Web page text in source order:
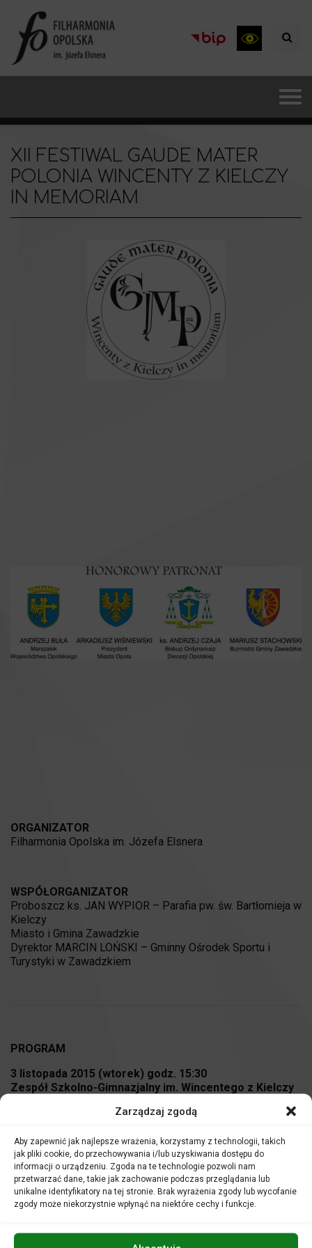
Zarządzaj zgodą
Aby zapewnić jak najlepsze wrażenia, korzystamy z technologii, takich
jak pliki cookie, do przechowywania i/lub uzyskiwania dostępu do
informacji o urządzeniu. Zgoda na te technologie pozwoli nam
przetwarzać dane, takie jak zachowanie podczas przeglądania lub
unikalne identyfikatory na tej stronie. Brak wyrażenia zgody lub wycofanie
zgody może niekorzystnie wpłynąć na niektóre cechy i funkcje.
XII FESTIWAL GAUDE MATER
POLONIA WINCENTY Z KIELCZY
IN MEMORIAM
ORGANIZATOR
Filharmonia Opolska im. Józefa Elsnera
WSPÓŁORGANIZATOR
Proboszcz ks. JAN WYPIOR – Parafia pw. św. Bartłomieja w
Kielczy
Miasto i Gmina Zawadzkie
Dyrektor MARCIN LOŃSKI – Gminny Ośrodek Sportu i
Turystyki w Zawadzkiem
PROGRAM
3 listopada 2015 (wtorek) godz. 15:30
Zespół Szkolno-Gimnazjalny im. Wincentego z Kielczy
Joanna Wąsiak – fortepian
W programie:
Jak brzmią dawne instrumenty? Czy słyszysz różnicę?
8 listopada 2015 (niedziela) godz. 15:30
Recital wokalny